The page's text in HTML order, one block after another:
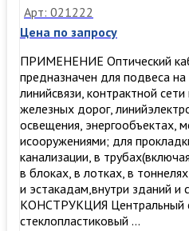
Арт: 021222
Цена по запросу
ПРИМЕНЕНИЕ Оптический
предназначен для подвеса
линийсвязи, контрактной
железных дорог,
освещения, энергообъектах,
исооружениями; для
канализации, в
в блоках, в лотках, в
и эстакадам,внутри зданий и
КОНСТРУКЦИЯ Центральный
стеклопластиковый …